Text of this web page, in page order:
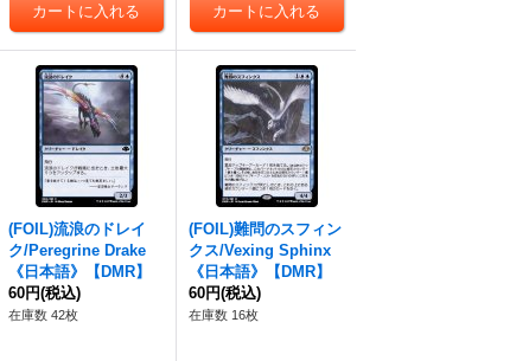
(FOIL)流浪のドレイ
ク/Peregrine Drake
《日本語》【DMR】
60円(税込)
在庫数 42枚
(FOIL)難問のスフィン
クス/Vexing Sphinx
《日本語》【DMR】
60円(税込)
在庫数 16枚